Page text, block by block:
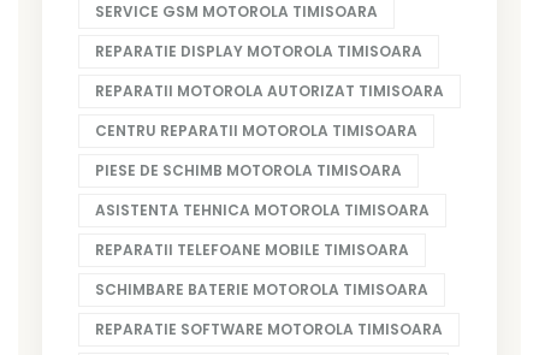
SERVICE GSM MOTOROLA TIMISOARA
REPARATIE DISPLAY MOTOROLA TIMISOARA
REPARATII MOTOROLA AUTORIZAT TIMISOARA
CENTRU REPARATII MOTOROLA TIMISOARA
PIESE DE SCHIMB MOTOROLA TIMISOARA
ASISTENTA TEHNICA MOTOROLA TIMISOARA
REPARATII TELEFOANE MOBILE TIMISOARA
SCHIMBARE BATERIE MOTOROLA TIMISOARA
REPARATIE SOFTWARE MOTOROLA TIMISOARA